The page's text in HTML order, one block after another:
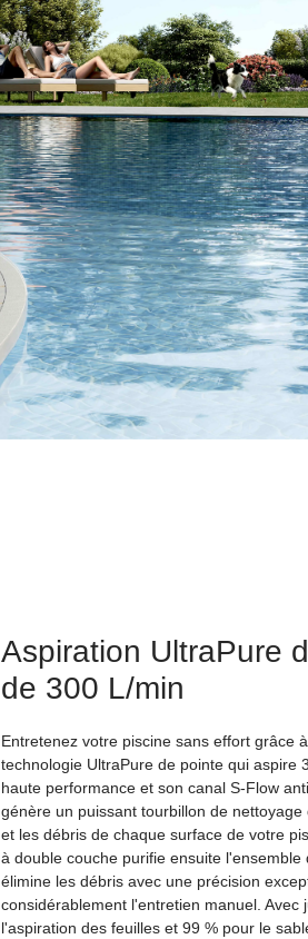
Aspiration UltraPure
de 300 L/min
Entretenez votre piscine sans effort grâce
technologie UltraPure de pointe qui aspire
haute performance et son canal S-Flow
génère un puissant tourbillon de
et les débris de chaque surface de votre
à double couche purifie ensuite
élimine les débris avec une précision
considérablement l'entretien manuel. Avec
l'aspiration des feuilles et 99 % pour le